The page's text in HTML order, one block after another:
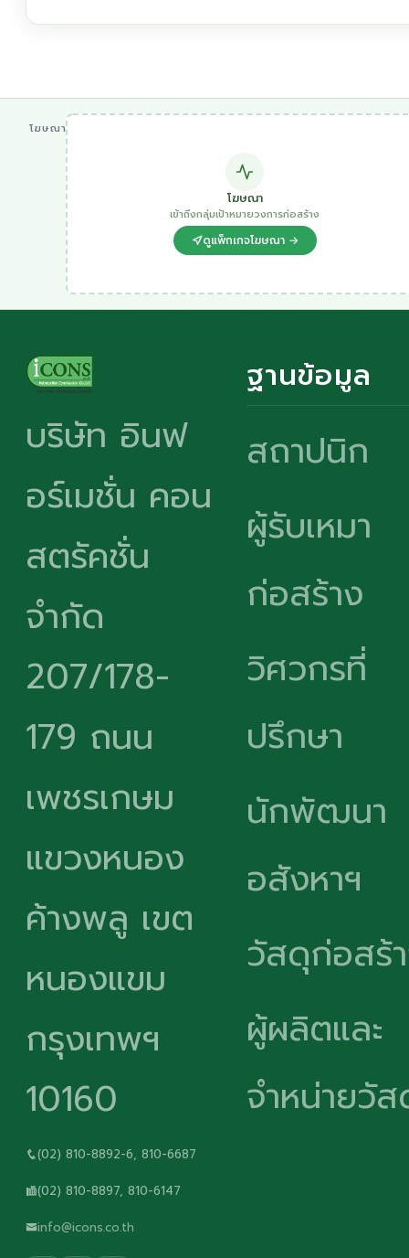
โฆษณา
โฆษณา
เข้าถึงกลุ่มเป้าหมายวงการก่อสร้าง
ดูแพ็กเกจโฆษณา →
บริษัท อินฟ
อร์เมชั่น คอน
สตรัคชั่น
จำกัด
207/178-
179 ถนน
เพชรเกษม
แขวงหนอง
ค้างพลู เขต
หนองแขม
กรุงเทพฯ
10160
(02) 810-8892-6, 810-6687
(02) 810-8897, 810-6147
info@icons.co.th
ฐานข้อมูล
สถาปนิก
ผู้รับเหมา
ก่อสร้าง
วิศวกรที่
ปรึกษา
นักพัฒนา
อสังหาฯ
วัสดุก่อสร้
ผู้ผลิตและ
จำหน่ายวั